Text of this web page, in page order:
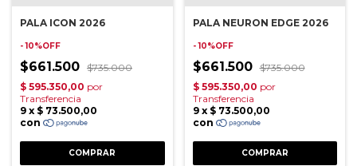
PALA ICON 2026
- 10%OFF
$661.500 $735.000
PALA NEURON EDGE 2026
- 10%OFF
$661.500 $735.000